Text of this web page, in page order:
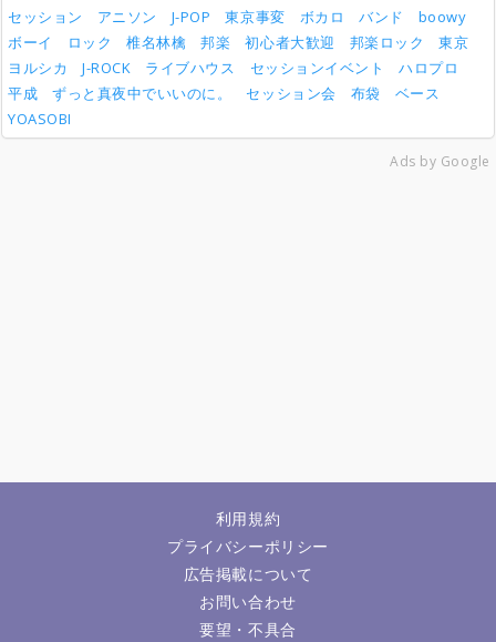
セッション アニソン J-POP 東京事変 ボカロ バンド
boowy
ボーイ
ロック 椎名林檎 邦楽 初心者大歓迎 邦楽ロック
東京
ヨルシカ
J-ROCK ライブハウス セッションイベント
ハロプロ
平成
ずっと真夜中でいいのに。 セッション会 布袋
ベース
YOASOBI
Ads by Google
利用規約
プライバシーポリシー
広告掲載について
お問い合わせ
要望・不具合